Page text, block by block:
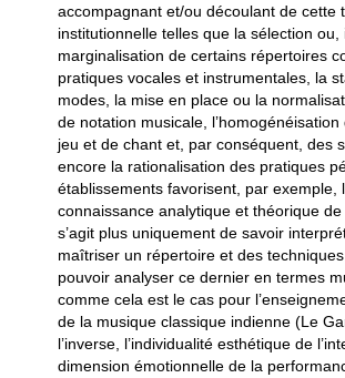
accompagnant et/ou découlant de cette
institutionnelle telles que la sélection ou,
marginalisation de certains répertoires
pratiques vocales et instrumentales, la
modes, la mise en place ou la
de notation musicale,
jeu et de chant et, par conséquent, des
encore la rationalisation des pratiques
établissements favorisent, par exemple,
connaissance analytique et théorique
s’agit plus uniquement de savoir
maîtriser un répertoire et des
pouvoir analyser ce dernier en termes
comme cela est le cas pour
de la musique classique indienne (Le
l’inverse, l’individualité esthétique de
dimension émotionnelle de la